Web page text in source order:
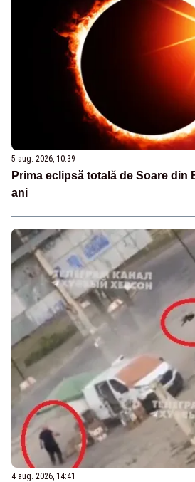
5 aug. 2026, 10:39
Prima eclipsă totală de Soare din
ani
4 aug. 2026, 14:41